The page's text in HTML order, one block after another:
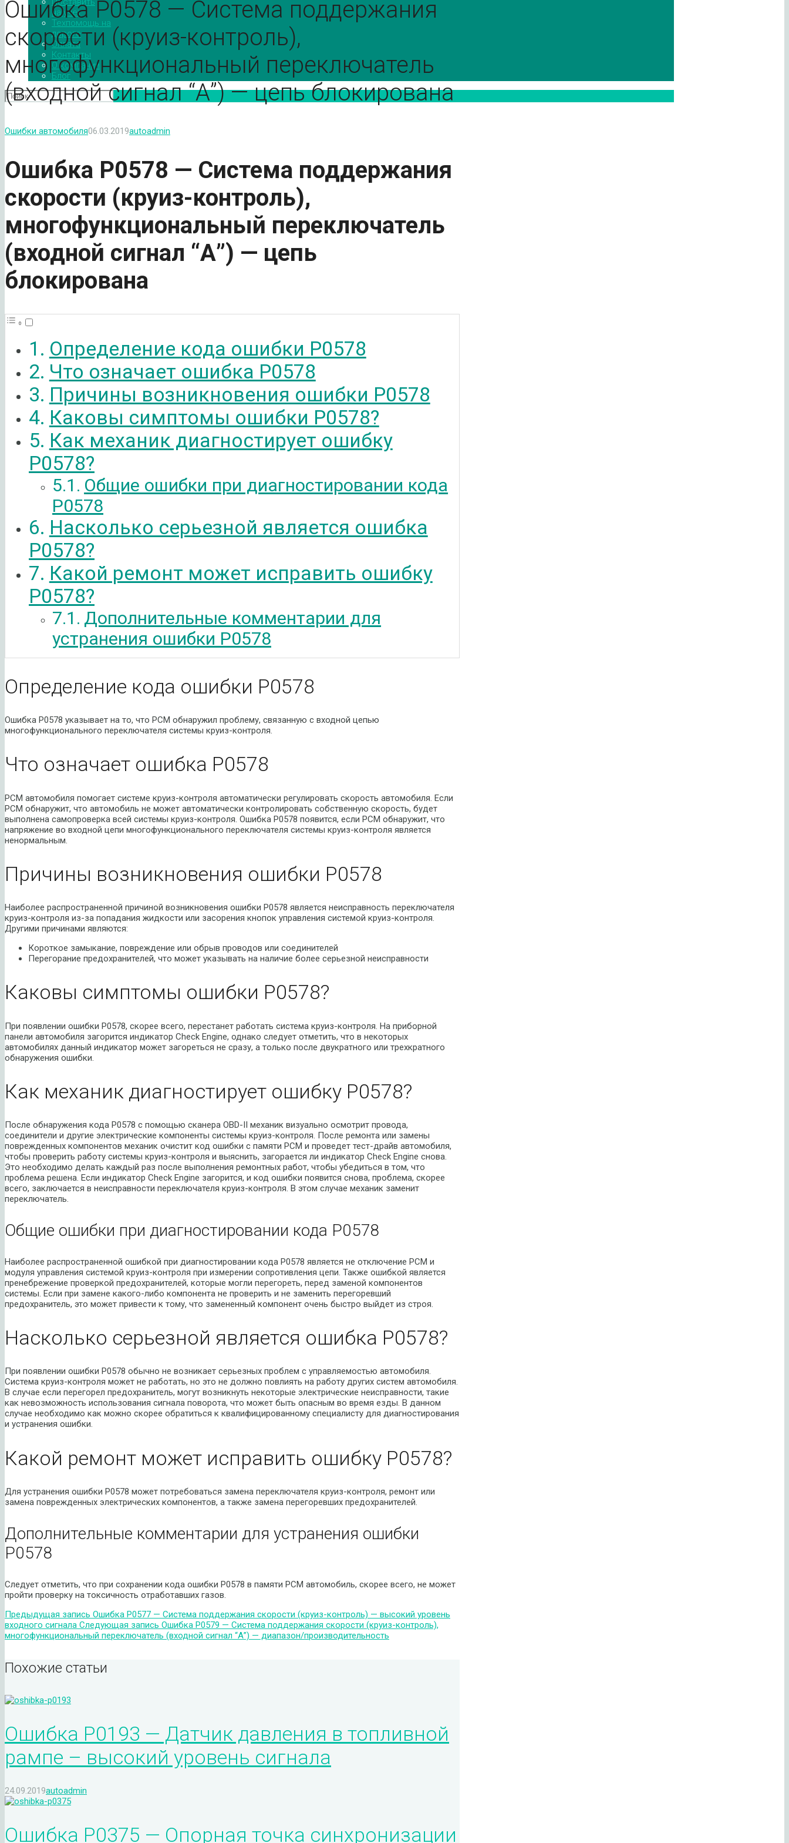
на учет
Техпомощь на
дороге
Оплата
Контакты
О компании
Блог
Ошибка P0578 — Система поддержания
скорости (круиз-контроль),
многофункциональный переключатель
(входной сигнал “А”) — цепь блокирована
Ошибки автомобиля06.03.2019autoadmin
Ошибка P0578 — Система поддержания
скорости (круиз-контроль),
многофункциональный переключатель
(входной сигнал “А”) — цепь
блокирована
Определение кода ошибки P0578
Что означает ошибка P0578
Причины возникновения ошибки P0578
Каковы симптомы ошибки P0578?
Как механик диагностирует ошибку
P0578?
Общие ошибки при диагностировании кода
P0578
Насколько серьезной является ошибка
P0578?
Какой ремонт может исправить ошибку
P0578?
Дополнительные комментарии для
устранения ошибки P0578
Определение кода ошибки P0578
Ошибка P0578 указывает на то, что PCM обнаружил проблему, связанную с входной цепью
многофункционального переключателя системы круиз-контроля.
Что означает ошибка P0578
PCM автомобиля помогает системе круиз-контроля автоматически регулировать скорость автомобиля. Если
PCM обнаружит, что автомобиль не может автоматически контролировать собственную скорость, будет
выполнена самопроверка всей системы круиз-контроля. Ошибка P0578 появится, если PCM обнаружит, что
напряжение во входной цепи многофункционального переключателя системы круиз-контроля является
ненормальным.
Причины возникновения ошибки P0578
Наиболее распространенной причиной возникновения ошибки P0578 является неисправность переключателя
круиз-контроля из-за попадания жидкости или засорения кнопок управления системой круиз-контроля.
Другими причинами являются:
Короткое замыкание, повреждение или обрыв проводов или соединителей
Перегорание предохранителей, что может указывать на наличие более серьезной неисправности
Каковы симптомы ошибки P0578?
При появлении ошибки P0578, скорее всего, перестанет работать система круиз-контроля. На приборной
панели автомобиля загорится индикатор Check Engine, однако следует отметить, что в некоторых
автомобилях данный индикатор может загореться не сразу, а только после двукратного или трехкратного
обнаружения ошибки.
Как механик диагностирует ошибку P0578?
После обнаружения кода P0578 с помощью сканера OBD-II механик визуально осмотрит провода,
соединители и другие электрические компоненты системы круиз-контроля. После ремонта или замены
поврежденных компонентов механик очистит код ошибки с памяти PCM и проведет тест-драйв автомобиля,
чтобы проверить работу системы круиз-контроля и выяснить, загорается ли индикатор Check Engine снова.
Это необходимо делать каждый раз после выполнения ремонтных работ, чтобы убедиться в том, что
проблема решена. Если индикатор Check Engine загорится, и код ошибки появится снова, проблема, скорее
всего, заключается в неисправности переключателя круиз-контроля. В этом случае механик заменит
переключатель.
Общие ошибки при диагностировании кода P0578
Наиболее распространенной ошибкой при диагностировании кода P0578 является не отключение РСМ и
модуля управления системой круиз-контроля при измерении сопротивления цепи. Также ошибкой является
пренебрежение проверкой предохранителей, которые могли перегореть, перед заменой компонентов
системы. Если при замене какого-либо компонента не проверить и не заменить перегоревший
предохранитель, это может привести к тому, что замененный компонент очень быстро выйдет из строя.
Насколько серьезной является ошибка P0578?
При появлении ошибки P0578 обычно не возникает серьезных проблем с управляемостью автомобиля.
Система круиз-контроля может не работать, но это не должно повлиять на работу других систем автомобиля.
В случае если перегорел предохранитель, могут возникнуть некоторые электрические неисправности, такие
как невозможность использования сигнала поворота, что может быть опасным во время езды. В данном
случае необходимо как можно скорее обратиться к квалифицированному специалисту для диагностирования
и устранения ошибки.
Какой ремонт может исправить ошибку P0578?
Для устранения ошибки P0578 может потребоваться замена переключателя круиз-контроля, ремонт или
замена поврежденных электрических компонентов, а также замена перегоревших предохранителей.
Дополнительные комментарии для устранения ошибки
P0578
Следует отметить, что при сохранении кода ошибки P0578 в памяти PCM автомобиль, скорее всего, не может
пройти проверку на токсичность отработавших газов.
Предыдущая запись Ошибка P0577 — Система поддержания скорости (круиз-контроль) — высокий уровень
входного сигнала Следующая запись Ошибка P0579 — Система поддержания скорости (круиз-контроль),
многофункциональный переключатель (входной сигнал “А”) — диапазон/производительность
Похожие статьи
Ошибка P0193 — Датчик давления в топливной
рампе – высокий уровень сигнала
24.09.2019autoadmin
Ошибка P0375 — Опорная точка синхронизации